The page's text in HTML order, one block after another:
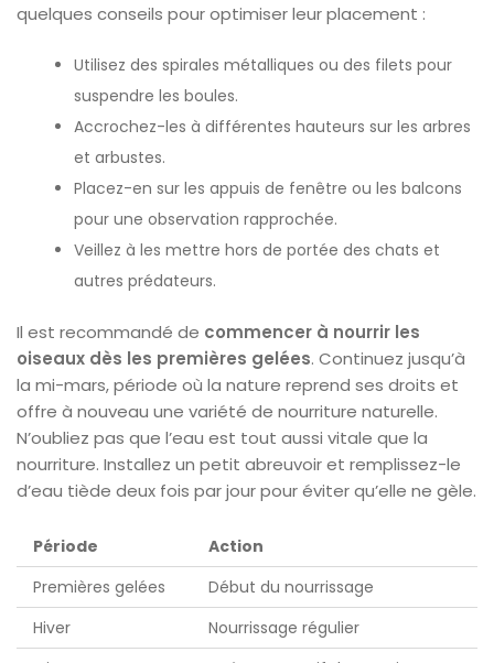
quelques conseils pour optimiser leur placement :
Utilisez des spirales métalliques ou des filets pour
suspendre les boules.
Accrochez-les à différentes hauteurs sur les arbres
et arbustes.
Placez-en sur les appuis de fenêtre ou les balcons
pour une observation rapprochée.
Veillez à les mettre hors de portée des chats et
autres prédateurs.
Il est recommandé de commencer à nourrir les
oiseaux dès les premières gelées. Continuez jusqu’à
la mi-mars, période où la nature reprend ses droits et
offre à nouveau une variété de nourriture naturelle.
N’oubliez pas que l’eau est tout aussi vitale que la
nourriture. Installez un petit abreuvoir et remplissez-le
d’eau tiède deux fois par jour pour éviter qu’elle ne gèle.
Période
Action
Premières gelées
Début du nourrissage
Hiver
Nourrissage régulier